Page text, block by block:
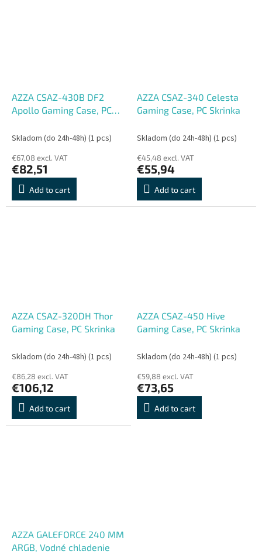
AZZA CSAZ-430B DF2
Apollo Gaming Case, PC
Skladom (do 24h-48h) (1 pcs)
€67,08 excl. VAT
€82,51
Add to cart
AZZA CSAZ-340 Celesta
Gaming Case, PC Skrinka
Skladom (do 24h-48h) (1 pcs)
€45,48 excl. VAT
€55,94
Add to cart
AZZA CSAZ-320DH Thor
Gaming Case, PC Skrinka
Skladom (do 24h-48h) (1 pcs)
€86,28 excl. VAT
€106,12
Add to cart
AZZA CSAZ-450 Hive
Gaming Case, PC Skrinka
Skladom (do 24h-48h) (1 pcs)
€59,88 excl. VAT
€73,65
Add to cart
AZZA GALEFORCE 240 MM
ARGB, Vodné chladenie